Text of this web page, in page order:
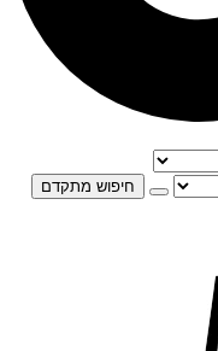
חיפוש מתקדם